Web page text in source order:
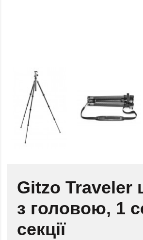
Gitzo Traveler
з головою, 1
секції